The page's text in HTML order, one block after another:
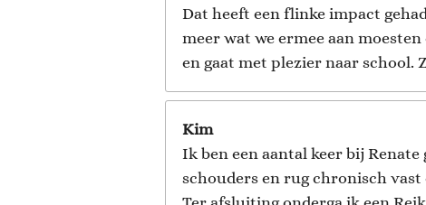
Dat heeft een flinke impact
meer wat we ermee aan
en gaat met plezier naar school.
Kim
Ik ben een aantal keer bij
schouders en rug chronisch